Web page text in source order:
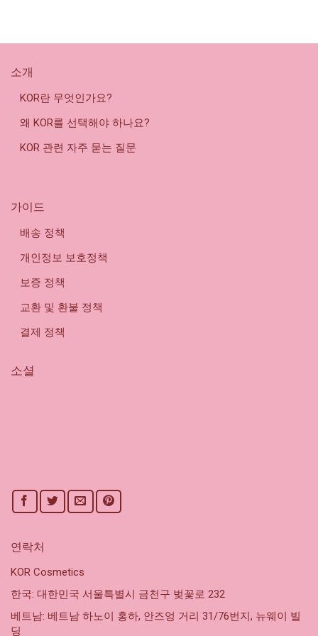
소개
KOR란 무엇인가요?
왜 KOR를 선택해야 하나요?
KOR 관련 자주 묻는 질문
가이드
배송 정책
개인정보 보호정책
보증 정책
교환 및 환불 정책
결제 정책
소셜
연락처
KOR Cosmetics
한국: 대한민국 서울특별시 금천구 벚꽃로 232
베트남: 베트남 하노이 홍하, 안즈엉 거리 31/76번지, 뉴웨이 빌
딩